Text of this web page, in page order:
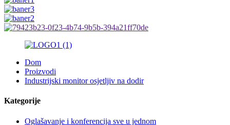
Dom
Proizvodi
Industrijski monitor osjetljiv na dodir
Kategorije
Oglašavanje i konferencija sve u jednom